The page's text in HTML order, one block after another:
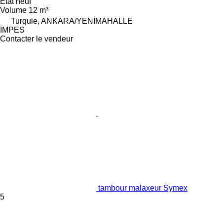
Volume 12 m³
Turquie, ANKARA/YENİMAHALLE
İMPES
Contacter le vendeur
tambour malaxeur Symex
5